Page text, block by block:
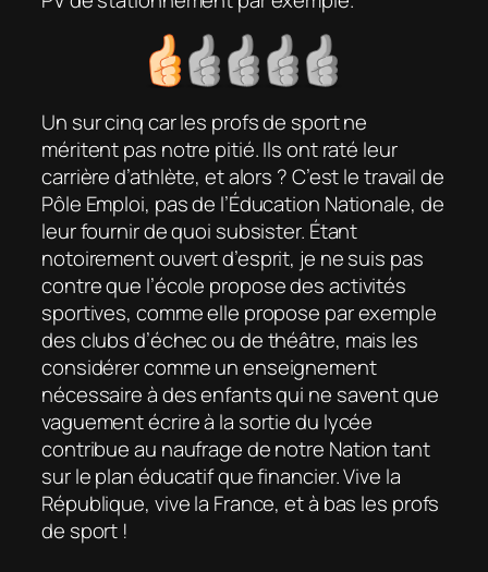
Un sur cinq car les profs de sport ne
méritent pas notre pitié. Ils ont raté leur
carrière d’athlète, et alors ? C’est le travail de
Pôle Emploi, pas de l’Éducation Nationale, de
leur fournir de quoi subsister. Étant
notoirement ouvert d’esprit, je ne suis pas
contre que l’école proposedes activités
sportives, comme elle propose par exemple
des clubs d’échec ou de théâtre, mais les
considérer comme un enseignement
nécessaire à des enfants qui ne savent que
vaguement écrire à la sortie du lycée
contribue au naufrage de notre Nation tant
sur le plan éducatif que financier. Vive la
République, vive la France, et à bas les profs
de sport !